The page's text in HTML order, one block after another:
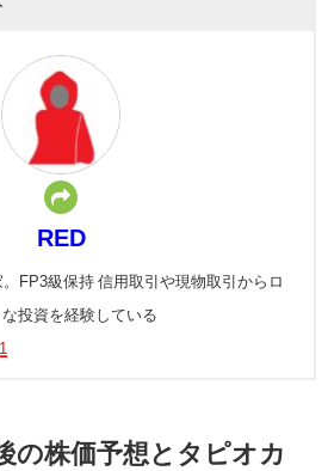
RED
FP3級保持 信用取引や現物取引からロ
投資を経験している
の株価予想とタピオカ